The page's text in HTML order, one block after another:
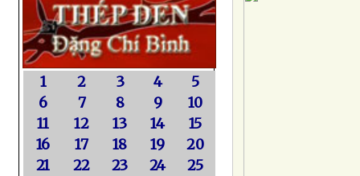
1 2 3 4
5
6
7 8 9
10
11
12 13 14
15
16
17 18 19
20
21
22 23 24
25